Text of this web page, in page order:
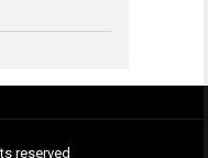
reserved